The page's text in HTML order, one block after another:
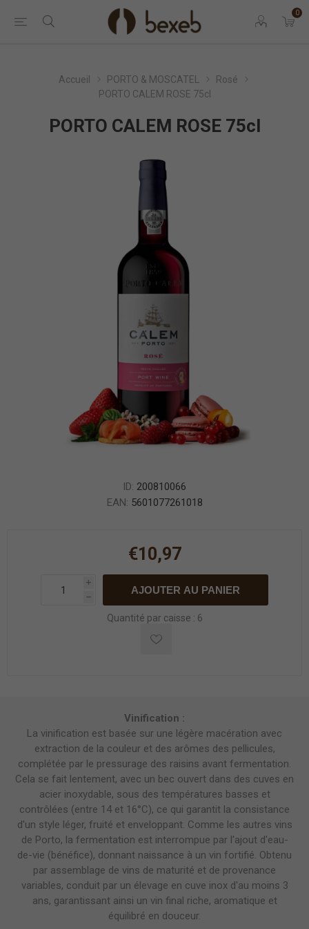
0
Accueil PORTO & MOSCATEL
Rosé
PORTO CALEM ROSE 75cl
PORTO CALEM ROSE 75cl
ID: 200810066
EAN: 5601077261018
€10,97
i
h
AJOUTER AU PANIER
Quantité par caisse : 6
Vinification :
La vinification est basée sur une légère macération avec
extraction de la couleur et des arômes des pellicules,
complétée par le pressurage des raisins avant fermentation.
Cela se fait lentement, avec un bec ouvert dans des cuves en
acier inoxydable, sous des températures basses et
contrôlées (entre 14 et 16°C), ce qui garantit la consistance
d'un style léger, fruité et enveloppant. Comme les autres vins
de Porto, la fermentation est interrompue par l'ajout d'eau-
de-vie (bénéfice), donnant naissance à un vin fortifié. Obtenu
par assemblage de vins de maturité et de provenance
variables, conduit par un élevage en cuve inox d'au moins 3
ans, garantissant ainsi un vin final riche, aromatique et
équilibré en douceur.